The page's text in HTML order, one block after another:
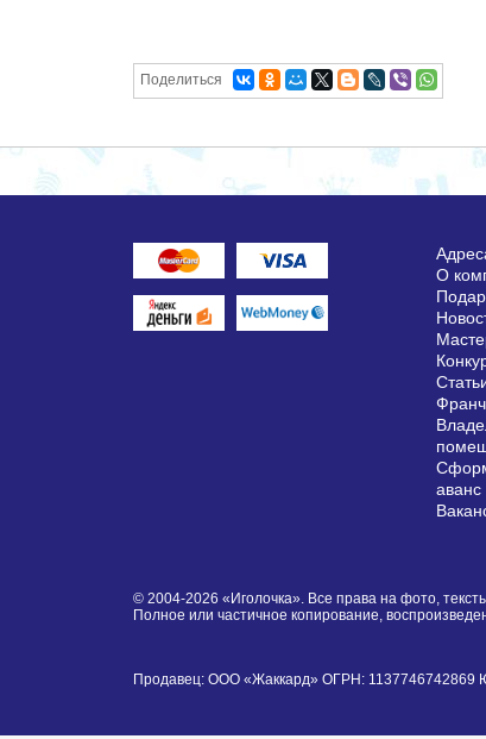
Поделиться
О
© 2004-2026 «Иголочка». Все права на фото,
Полное или частичное копирование,
Продавец: ООО «Жаккард» ОГРН: 1137746742869